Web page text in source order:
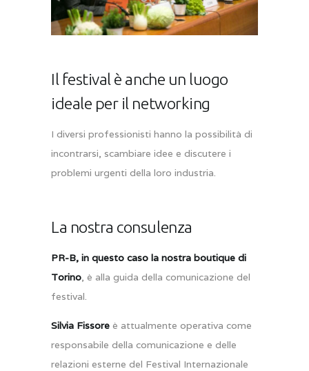
Il festival è anche un luogo
ideale per il networking
I diversi professionisti hanno la possibilità di
incontrarsi, scambiare idee e discutere i
problemi urgenti della loro industria.
La nostra consulenza
PR-B, in questo caso la nostra boutique di
Torino, è alla guida della comunicazione del
festival.
Silvia Fissore è attualmente operativa come
responsabile della comunicazione e delle
relazioni esterne del Festival Internazionale